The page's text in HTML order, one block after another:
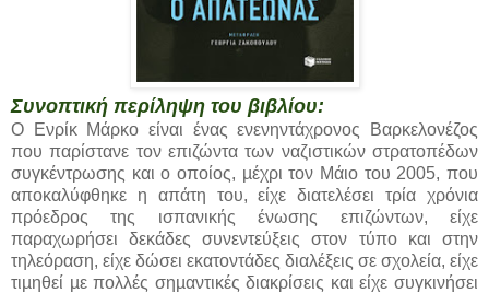
Συνοπτική περίληψη του βιβλίου:
Ο Ενρίκ Μάρκο είναι ένας ενενηντάχρονος Βαρκελoνέζος
που παρίστανε τον επιζώντα των ναζιστικών στρατοπέδων
συγκέντρωσης και ο οποίος, µέχρι τον Μάιο του 2005, που
αποκαλύφθηκε η απάτη του, είχε διατελέσει τρία χρόνια
πρόεδρος της ισπανικής ένωσης επιζώντων, είχε
παραχωρήσει δεκάδες συνεντεύξεις στον τύπο και στην
τηλεόραση, είχε δώσει εκατοντάδες διαλέξεις σε σχολεία, είχε
τιµηθεί µε πολλές σηµαντικές διακρίσεις και είχε συγκινήσει